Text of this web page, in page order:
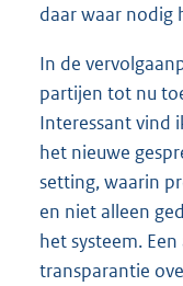
daar waar nodig
In de
partijen tot nu
Interessant vind
het nieuwe
setting, waarin
en niet alleen
het systeem.
transparantie